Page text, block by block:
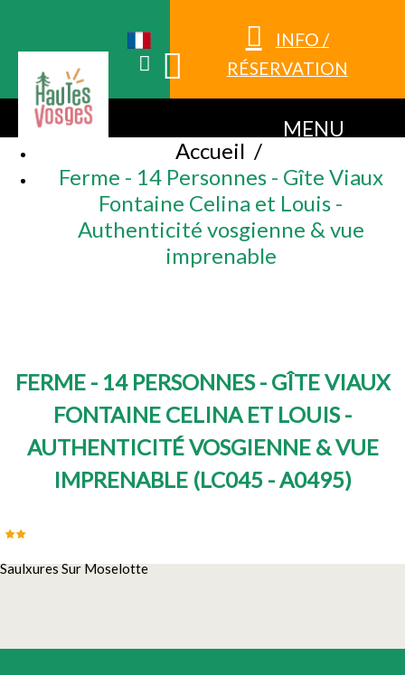
INFO /
RÉSERVATION
MENU
Accueil /
Ferme - 14 Personnes - Gîte Viaux
Fontaine Celina et Louis -
Authenticité vosgienne & vue
imprenable
FERME - 14 PERSONNES - GÎTE VIAUX
FONTAINE CELINA ET LOUIS -
AUTHENTICITÉ VOSGIENNE & VUE
IMPRENABLE (LC045 - A0495)
Saulxures Sur Moselotte